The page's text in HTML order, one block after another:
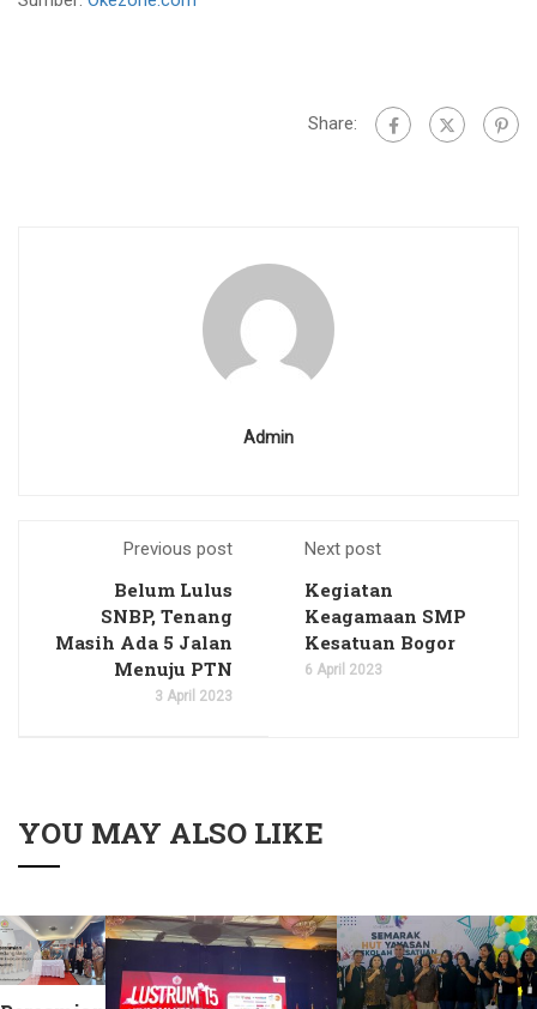
Share:
Admin
Previous post
Belum Lulus
SNBP, Tenang
Masih Ada 5 Jalan
Menuju PTN
3 April 2023
Next post
Kegiatan
Keagamaan SMP
Kesatuan Bogor
6 April 2023
YOU MAY ALSO LIKE